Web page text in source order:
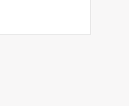
Tijd van